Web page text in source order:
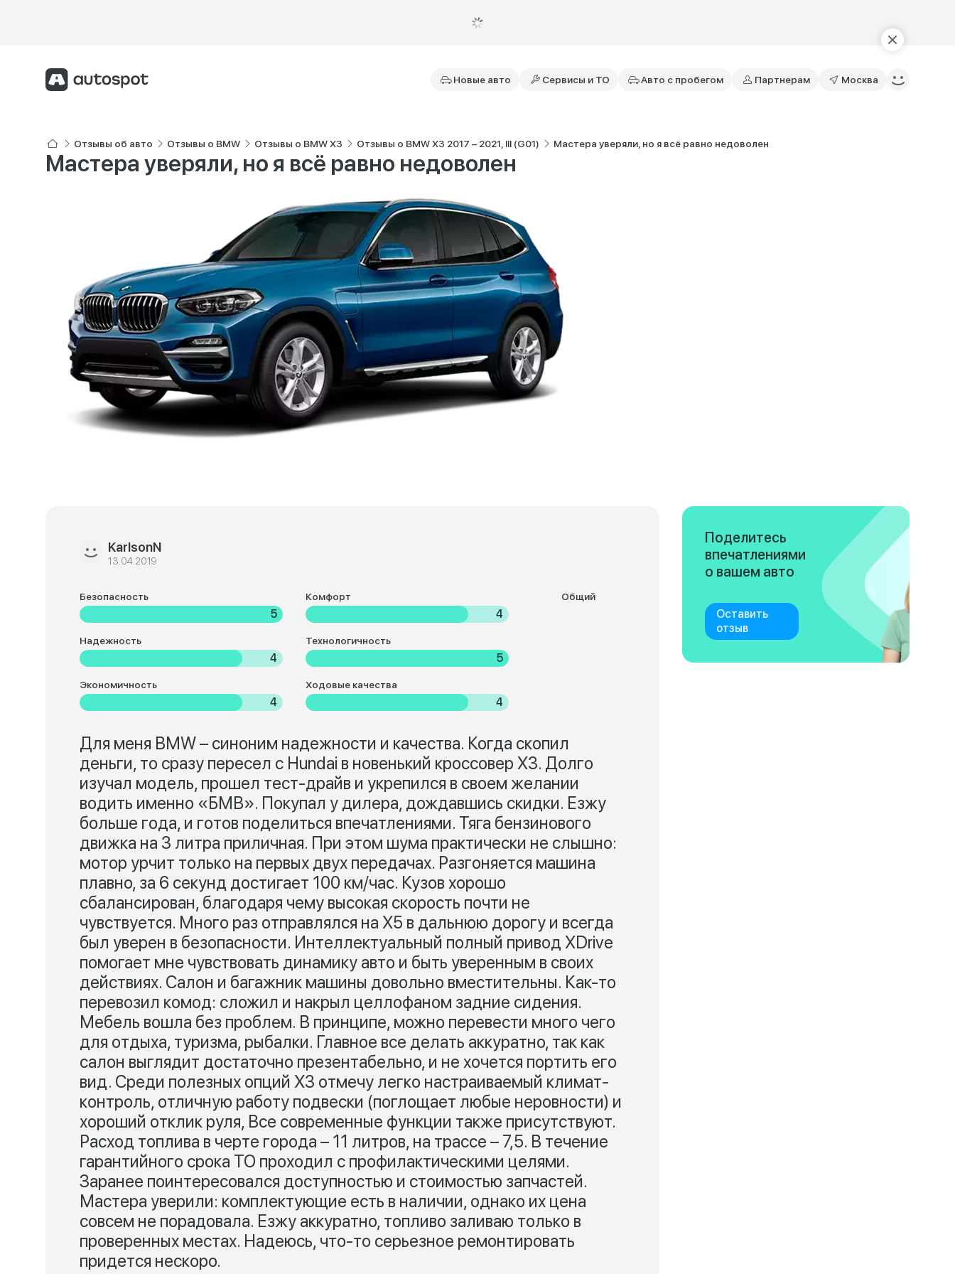
Новые авто Сервисы и ТО Авто с пробегом Партнерам Москва
Отзывы об авто Отзывы о BMW Отзывы о BMW X3 Отзывы о BMW X3 2017 – 2021, III (G01) Мастера уверяли, но я всё равно недоволен
Мастера уверяли, но я всё равно недоволен
KarlsonN
13.04.2019
Безопасность
5
Комфорт
4
Надежность
4
Технологичность
5
Экономичность
4
Ходовые качества
4
Общий
Для меня BMW – синоним надежности и качества. Когда скопил
деньги, то сразу пересел с Hundai в новенький кроссовер X3. Долго
изучал модель, прошел тест-драйв и укрепился в своем желании
водить именно «БМВ». Покупал у дилера, дождавшись скидки. Езжу
больше года, и готов поделиться впечатлениями. Тяга бензинового
движка на 3 литра приличная. При этом шума практически не слышно:
мотор урчит только на первых двух передачах. Разгоняется машина
плавно, за 6 секунд достигает 100 км/час. Кузов хорошо
сбалансирован, благодаря чему высокая скорость почти не
чувствуется. Много раз отправлялся на Х5 в дальнюю дорогу и всегда
был уверен в безопасности. Интеллектуальный полный привод XDrive
помогает мне чувствовать динамику авто и быть уверенным в своих
действиях. Салон и багажник машины довольно вместительны. Как-то
перевозил комод: сложил и накрыл целлофаном задние сидения.
Мебель вошла без проблем. В принципе, можно перевести много чего
для отдыха, туризма, рыбалки. Главное все делать аккуратно, так как
салон выглядит достаточно презентабельно, и не хочется портить его
вид. Среди полезных опций Х3 отмечу легко настраиваемый климат-
контроль, отличную работу подвески (поглощает любые неровности) и
хороший отклик руля, Все современные функции также присутствуют.
Расход топлива в черте города – 11 литров, на трассе – 7,5. В течение
гарантийного срока ТО проходил с профилактическими целями.
Заранее поинтересовался доступностью и стоимостью запчастей.
Мастера уверили: комплектующие есть в наличии, однако их цена
совсем не порадовала. Езжу аккуратно, топливо заливаю только в
проверенных местах. Надеюсь, что-то серьезное ремонтировать
придется нескоро.
Поделитесь
впечатлениями
о вашем авто
Оставить
отзыв